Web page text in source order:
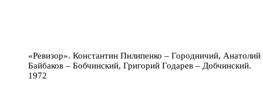
«Ревизор». Константин Пилипенко – Городничий, Анатолий
Байбаков – Бобчинский, Григорий Годарев – Добчинский.
1972